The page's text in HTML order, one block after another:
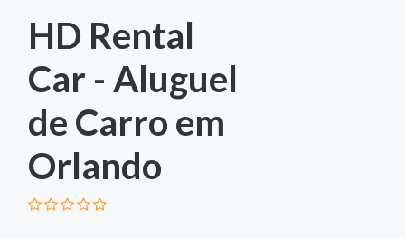
HD Rental
Car - Aluguel
de Carro em
Orlando